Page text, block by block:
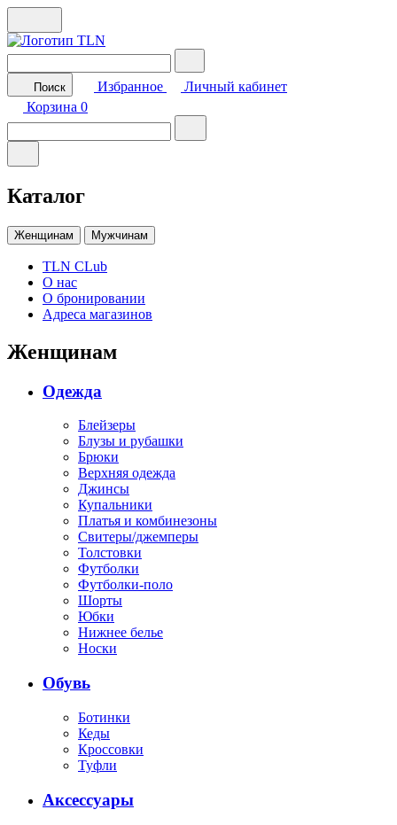
Поиск Избранное
Личный кабинет
Корзина 0
Каталог
Женщинам Мужчинам
TLN CLub
О нас
О бронировании
Адреса магазинов
Женщинам
Одежда
Блейзеры
Блузы и рубашки
Брюки
Верхняя одежда
Джинсы
Купальники
Платья и комбинезоны
Свитеры/джемперы
Толстовки
Футболки
Футболки-поло
Шорты
Юбки
Нижнее белье
Носки
Обувь
Ботинки
Кеды
Кроссовки
Туфли
Аксессуары